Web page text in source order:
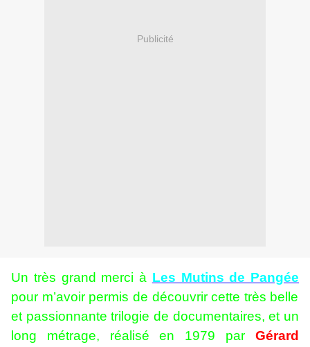
Publicité
Un très grand merci à Les Mutins de Pangée
pour m’avoir permis de découvrir cette très belle
et passionnante trilogie de documentaires, et un
long métrage, réalisé en 1979 par Gérard